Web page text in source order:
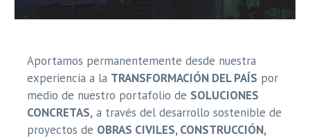
Aportamos permanentemente desde nuestra
experiencia a la TRANSFORMACIÓN DEL PAÍS por
medio de nuestro portafolio de SOLUCIONES
CONCRETAS, a través del desarrollo sostenible de
proyectos de OBRAS CIVILES, CONSTRUCCIÓN,